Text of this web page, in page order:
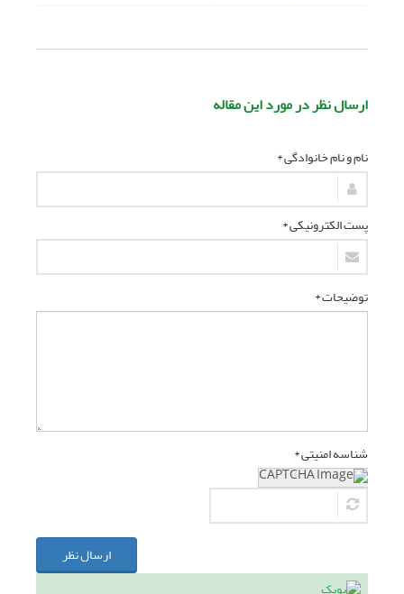
ارسال نظر در مورد این مقاله
نام و نام خانوادگی *
پست الکترونیکی *
توضیحات *
شناسه امنیتی *
ارسال نظر